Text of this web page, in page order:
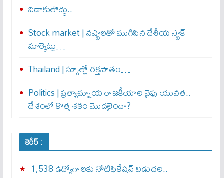
విడాకులొద్దు..
Stock market | నష్టాలతో ముగిసిన దేశీయ స్టాక్
మార్కెట్లు…
Thailand | స్కూల్లో రక్తపాతం…
Politics | ప్రత్యామ్నాయ రాజకీయాల వైపు యువత..
దేశంలో కొత్త శకం మొదలైందా?
కెరీర్ :
1,538 ఉద్యోగాలకు నోటిఫికేషన్ విడుదల..